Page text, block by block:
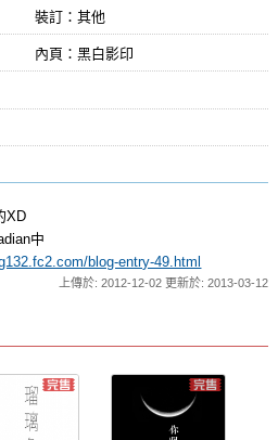
裝訂：其他
內頁：黑白影印
XD
中
blog-entry-49.html
上傳於: 2012-12-02 更新於: 2013-03-12